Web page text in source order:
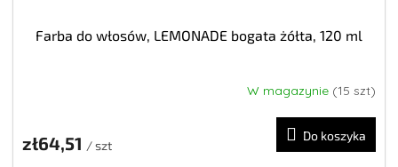
Farba do włosów, LEMONADE bogata żółta, 120 ml
W magazynie (15 szt)
zł64,51 / szt
Do koszyka